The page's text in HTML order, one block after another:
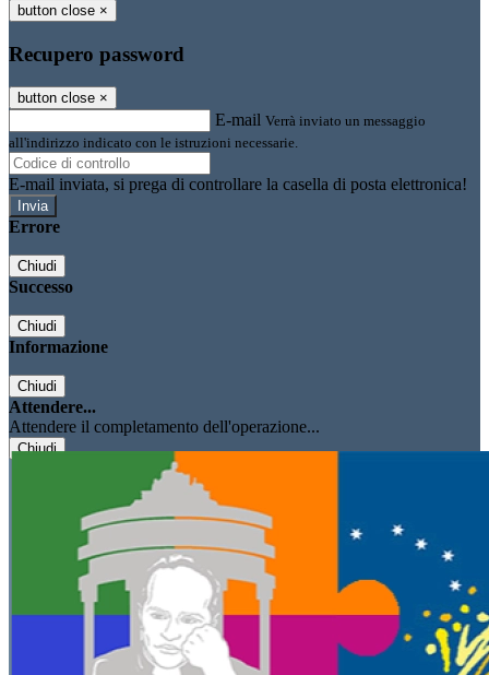
button close ×
Recupero password
button close ×
E-mail Verrà inviato un messaggio
all'indirizzo indicato con le istruzioni necessarie.
E-mail inviata, si prega di controllare la casella di posta elettronica!
Errore
Chiudi
Successo
Chiudi
Informazione
Chiudi
Attendere...
Attendere il completamento dell'operazione...
Chiudi